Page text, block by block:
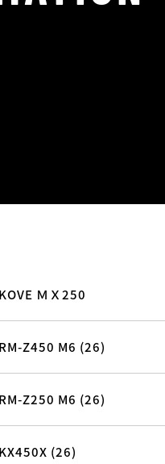
KOVE ＭＸ250
RM-Z450 M6 (26)
RM-Z250 M6 (26)
KX450X (26)